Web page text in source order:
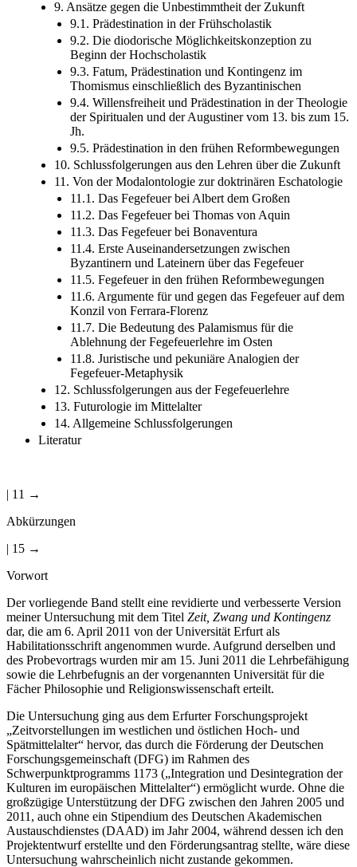
9. Ansätze gegen die Unbestimmtheit der Zukunft
9.1. Prädestination in der Frühscholastik
9.2. Die diodorische Möglichkeitskonzeption zu
Beginn der Hochscholastik
9.3. Fatum, Prädestination und Kontingenz im
Thomismus einschließlich des Byzantinischen
9.4. Willensfreiheit und Prädestination in der Theologie
der Spiritualen und der Augustiner vom 13. bis zum 15.
Jh.
9.5. Prädestination in den frühen Reformbewegungen
10. Schlussfolgerungen aus den Lehren über die Zukunft
11. Von der Modalontologie zur doktrinären Eschatologie
11.1. Das Fegefeuer bei Albert dem Großen
11.2. Das Fegefeuer bei Thomas von Aquin
11.3. Das Fegefeuer bei Bonaventura
11.4. Erste Auseinandersetzungen zwischen
Byzantinern und Lateinern über das Fegefeuer
11.5. Fegefeuer in den frühen Reformbewegungen
11.6. Argumente für und gegen das Fegefeuer auf dem
Konzil von Ferrara-Florenz
11.7. Die Bedeutung des Palamismus für die
Ablehnung der Fegefeuerlehre im Osten
11.8. Juristische und pekuniäre Analogien der
Fegefeuer-Metaphysik
12. Schlussfolgerungen aus der Fegefeuerlehre
13. Futurologie im Mittelalter
14. Allgemeine Schlussfolgerungen
Literatur
| 11 →
Abkürzungen
| 15 →
Vorwort
Der vorliegende Band stellt eine revidierte und verbesserte Version
meiner Untersuchung mit dem Titel Zeit, Zwang und Kontingenz
dar, die am 6. April 2011 von der Universität Erfurt als
Habilitationsschrift angenommen wurde. Aufgrund derselben und
des Probevortrags wurden mir am 15. Juni 2011 die Lehrbefähigung
sowie die Lehrbefugnis an der vorgenannten Universität für die
Fächer Philosophie und Religionswissenschaft erteilt.
Die Untersuchung ging aus dem Erfurter Forschungsprojekt
„Zeitvorstellungen im westlichen und östlichen Hoch- und
Spätmittelalter“ hervor, das durch die Förderung der Deutschen
Forschungsgemeinschaft (DFG) im Rahmen des
Schwerpunktprogramms 1173 („Integration und Desintegration der
Kulturen im europäischen Mittelalter“) ermöglicht wurde. Ohne die
großzügige Unterstützung der DFG zwischen den Jahren 2005 und
2011, auch ohne ein Stipendium des Deutschen Akademischen
Austauschdienstes (DAAD) im Jahr 2004, während dessen ich den
Projektentwurf erstellte und den Förderungsantrag stellte, wäre diese
Untersuchung wahrscheinlich nicht zustande gekommen.